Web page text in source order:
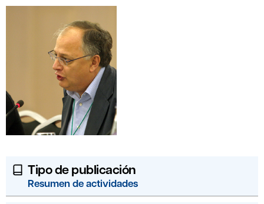
Tipo de publicación
Resumen de actividades